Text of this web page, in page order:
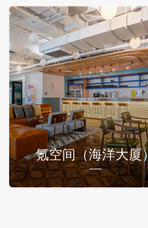
氪空间（海洋大厦）